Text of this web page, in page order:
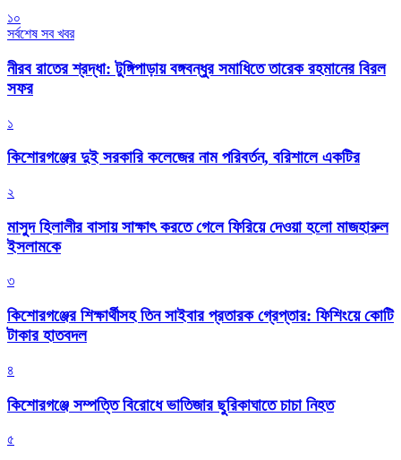
১০
সর্বশেষ সব খবর
নীরব রাতের শ্রদ্ধা: টুঙ্গিপাড়ায় বঙ্গবন্ধুর সমাধিতে তারেক রহমানের বিরল
সফর
১
কিশোরগঞ্জের দুই সরকারি কলেজের নাম পরিবর্তন, বরিশালে একটির
২
মাসুদ হিলালীর বাসায় সাক্ষাৎ করতে গেলে ফিরিয়ে দেওয়া হলো মাজহারুল
ইসলামকে
৩
কিশোরগঞ্জের শিক্ষার্থীসহ তিন সাইবার প্রতারক গ্রেপ্তার: ফিশিংয়ে কোটি
টাকার হাতবদল
৪
কিশোরগঞ্জে সম্পত্তি বিরোধে ভাতিজার ছুরিকাঘাতে চাচা নিহত
৫